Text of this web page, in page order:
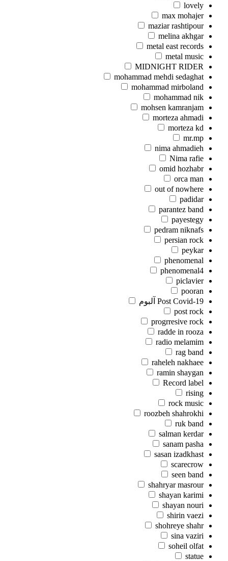
lovely
max mohajer
maziar rashtipour
melina akhgar
metal east records
metal music
MIDNIGHT RIDER
mohammad mehdi sedaghat
mohammad mirboland
mohammad nik
mohsen kamranjam
morteza ahmadi
morteza kd
mr.mp
nima ahmadieh
Nima rafie
omid hozhabr
orca man
out of nowhere
padidar
parantez band
payestegy
pedram niknafs
persian rock
peykar
phenomenal
phenomenal4
piclavier
pooran
Post Covid-19 آلبوم
post rock
progrresive rock
radde in rooza
radio melamim
rag band
raheleh nakhaee
ramin shaygan
Record label
rising
rock music
roozbeh shahrokhi
ruk band
salman kerdar
sanam pasha
sasan izadkhast
scarecrow
seen band
shahryar masrour
shayan karimi
shayan nouri
shirin vaezi
shohreye shahr
sina vaziri
soheil olfat
statue